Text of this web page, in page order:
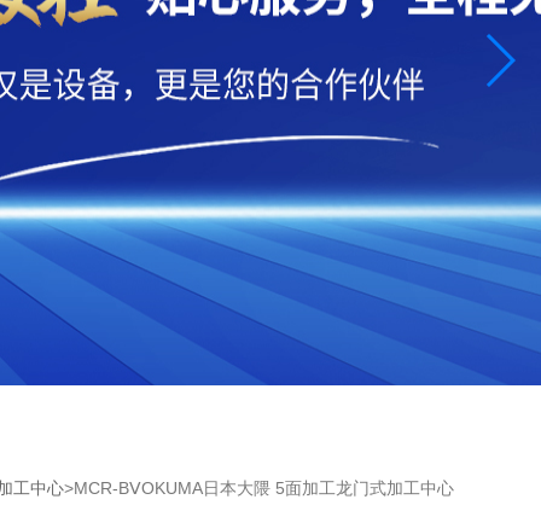
工中心>MCR-BⅤOKUMA日本大隈 5面加工龙门式加工中心